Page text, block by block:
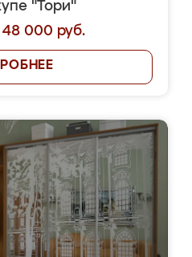
"Тори"
48 000 руб.